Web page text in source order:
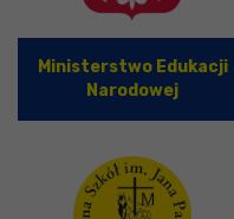
Ministerstwo Edukacji
Narodowej